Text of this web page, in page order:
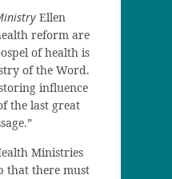
Ellen
reform are
of health is
of the Word.
influence
the last great
Ministries
that there must